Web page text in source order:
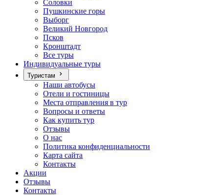
Соловки
Пушкинские горы
Выборг
Великий Новгород
Псков
Кронштадт
Все туры
Индивидуальные туры
Туристам
Наши автобусы
Отели и гостиницы
Места отправления в тур
Вопросы и ответы
Как купить тур
Отзывы
О нас
Политика конфиденциальности
Карта сайта
Контакты
Акции
Отзывы
Контакты